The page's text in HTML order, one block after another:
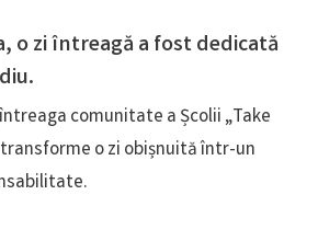
o zi întreagă a fost dedicată
comunitate a Școlii „Take
transforme o zi obișnuită într-un